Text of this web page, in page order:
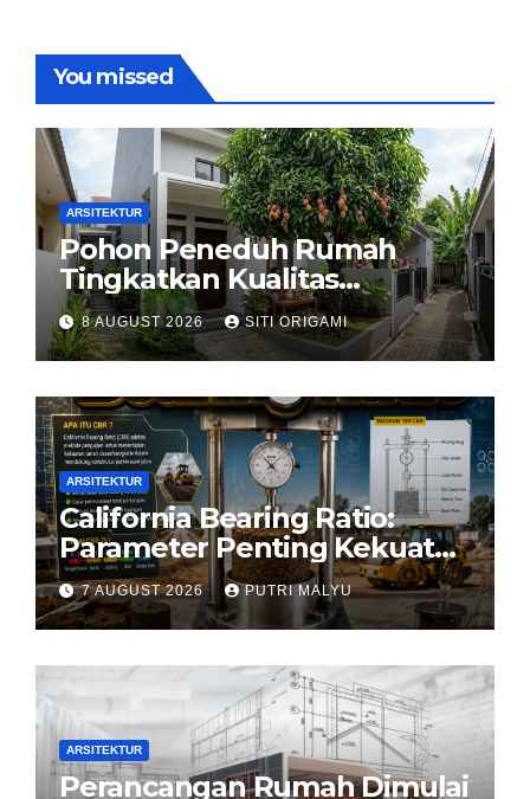
You missed
ARSITEKTUR
Pohon Peneduh Rumah
Tingkatkan Kualitas
Arsitektur Hunian
8 AUGUST 2026 SITI ORIGAMI
ARSITEKTUR
California Bearing Ratio:
Parameter Penting Kekuatan
Tanah Konstruksi
7 AUGUST 2026 PUTRI MALYU
ARSITEKTUR
Perancangan Rumah Dimulai